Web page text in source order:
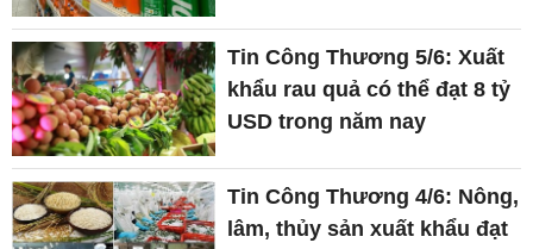
Tin Công Thương 5/6: Xuất
khẩu rau quả có thể đạt 8 tỷ
USD trong năm nay
Tin Công Thương 4/6: Nông,
lâm, thủy sản xuất khẩu đạt